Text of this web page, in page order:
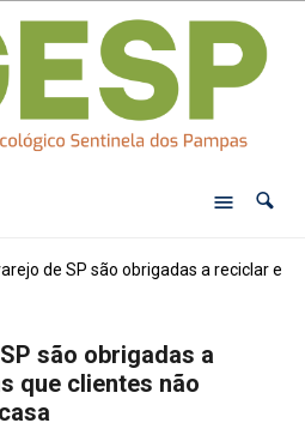
de SP são obrigadas a reciclar
são obrigadas a
que clientes não